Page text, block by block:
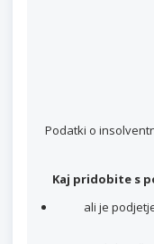
Podatki o
Kaj pridobite s
ali je